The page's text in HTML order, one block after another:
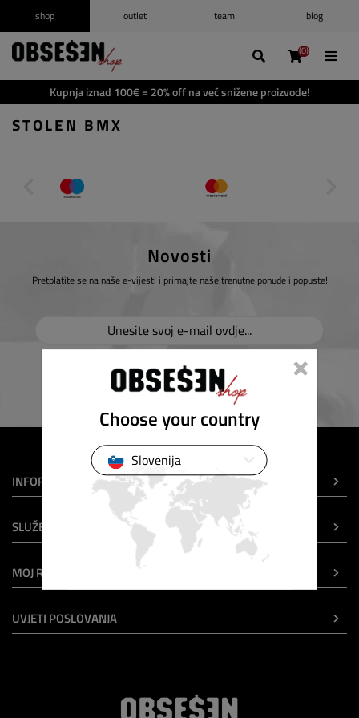
Kupnja iznad 100€ = 20% off na već snižene proizvode!
shop outlet team
blog
Prijava /Registrirajte se
Popis želja(0)
Košarica(0)
(0)
(0)
(0)
(0)
STOLEN BMX
Novosti
Pretplatite se na naše e-vijesti i primajte naše trenutne ponude i popuste!
Pretplatite se
INFORMACIJE
SLUŽBA ZA KORISNIKE
MOJ RAČUN
UVJETI POSLOVANJA
×
Choose your country
Slovenija